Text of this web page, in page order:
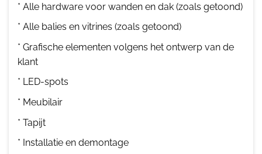
* Alle hardware voor wanden en dak (zoals getoond)
* Alle balies en vitrines (zoals getoond)
* Grafische elementen volgens het ontwerp van de
klant
* LED-spots
* Meubilair
* Tapijt
* Installatie en demontage